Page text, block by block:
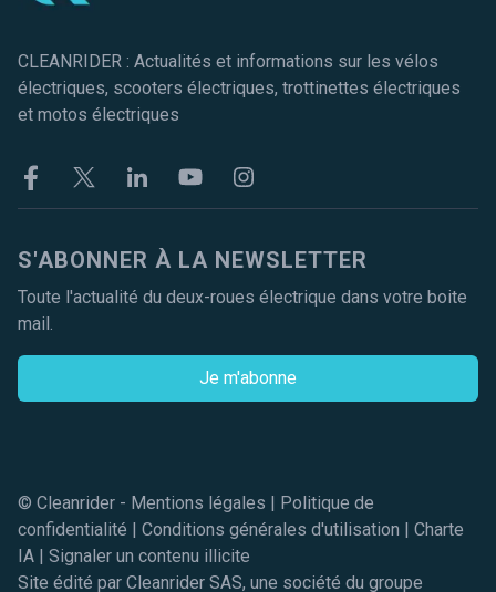
CLEANRIDER : Actualités et informations sur les vélos
électriques, scooters électriques, trottinettes électriques
et motos électriques
FacebookTwitter LinkekinYoutubeInstagram
S'ABONNER À LA NEWSLETTER
Toute l'actualité du deux-roues électrique dans votre boite
mail.
Je m'abonne
© Cleanrider - Mentions légales | Politique de
confidentialité | Conditions générales d'utilisation | Charte
IA | Signaler un contenu illicite
Site édité par Cleanrider SAS, une société du groupe